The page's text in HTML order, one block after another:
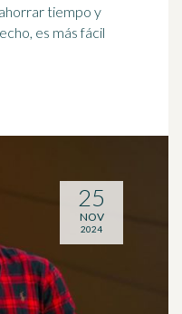
tiempo y
es más fácil
25
NOV
2024